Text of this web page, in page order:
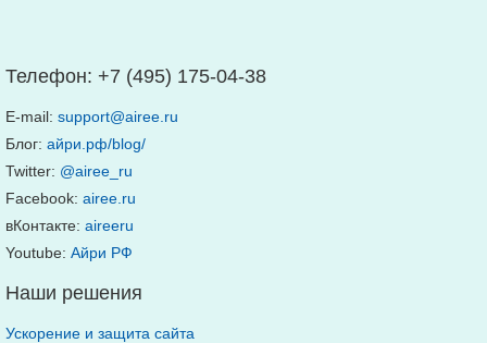
Телефон: +7 (495) 175-04-38
E-mail: support@airee.ru
Блог: айри.рф/blog/
Twitter: @airee_ru
Facebook: airee.ru
вКонтакте: aireeru
Youtube: Айри РФ
Наши решения
Ускорение и защита сайта